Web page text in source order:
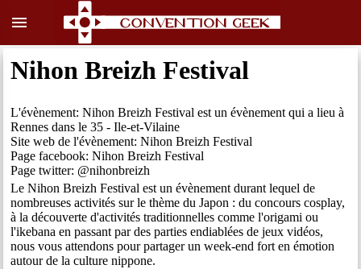
menu
Nihon Breizh Festival
L'évènement: Nihon Breizh Festival est un évènement qui a lieu à
Rennes dans le 35 - Ile-et-Vilaine
Site web de l'évènement: Nihon Breizh Festival
Page facebook: Nihon Breizh Festival
Page twitter: @nihonbreizh
Le Nihon Breizh Festival est un évènement durant lequel de
nombreuses activités sur le thème du Japon : du concours cosplay,
à la découverte d'activités traditionnelles comme l'origami ou
l'ikebana en passant par des parties endiablées de jeux vidéos,
nous vous attendons pour partager un week-end fort en émotion
autour de la culture nippone.